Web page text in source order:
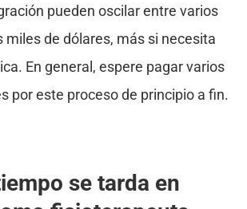
pueden oscilar entre varios
miles de dólares, más si necesita
En general, espere pagar varios
por este proceso de principio a fin.
se tarda en